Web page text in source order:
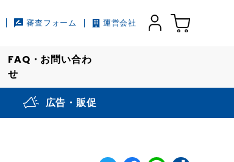
審査フォーム 運営会社
FAQ・お問い合わ
せ
広告・販促